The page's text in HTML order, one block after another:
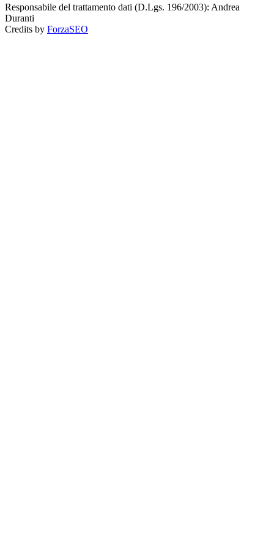
Responsabile del trattamento dati (D.Lgs. 196/2003): Andrea
Duranti
Credits by ForzaSEO